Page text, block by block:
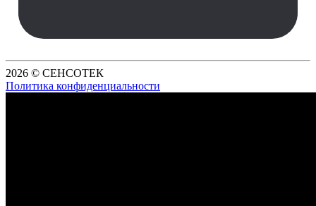
2026 © СЕНСОТЕК
Политика конфиденциальности